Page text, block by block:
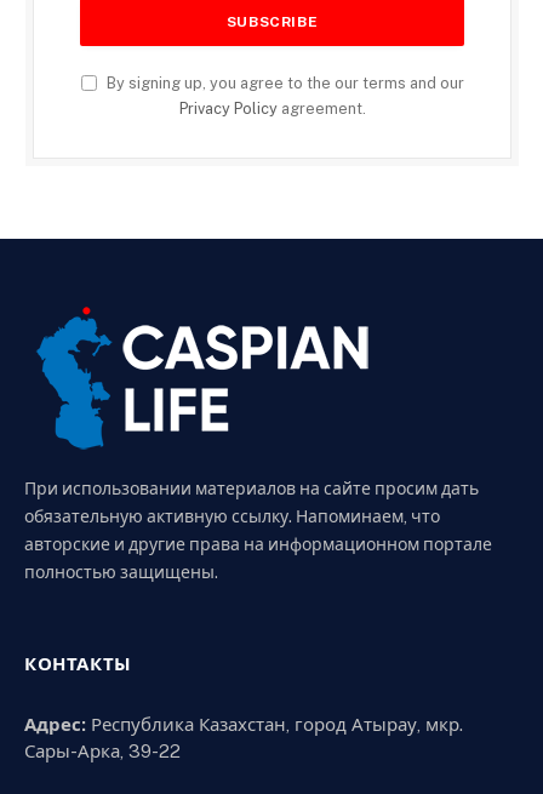
By signing up, you agree to the our terms and our
Privacy Policyagreement.
При использовании материалов на сайте просим дать
обязательную активную ссылку. Напоминаем, что
авторские и другие права на информационном портале
полностью защищены.
КОНТАКТЫ
Адрес: Республика Казахстан, город Атырау, мкр.
Сары-Арка, 39-22